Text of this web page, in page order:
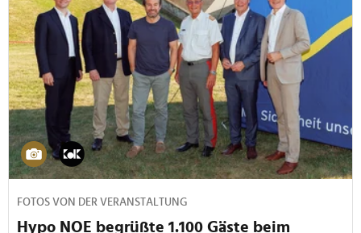
FOTOS VON DER VERANSTALTUNG
Hypo NOE begrüßte 1.100 Gäste beim